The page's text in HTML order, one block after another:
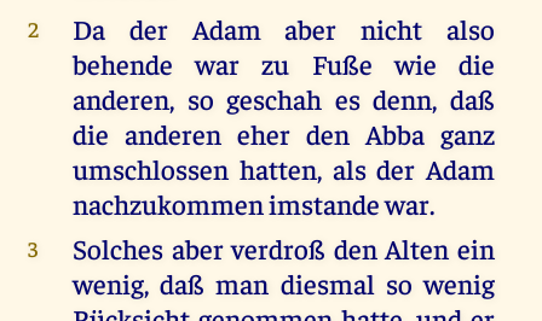
2
Da der Adam aber nicht also
behende war zu Fuße wie die
anderen, so geschah es denn, daß
die anderen eher den Abba ganz
umschlossen hatten, als der Adam
nachzukommen imstande war.
3
Solches aber verdroß den Alten ein
wenig, daß man diesmal so wenig